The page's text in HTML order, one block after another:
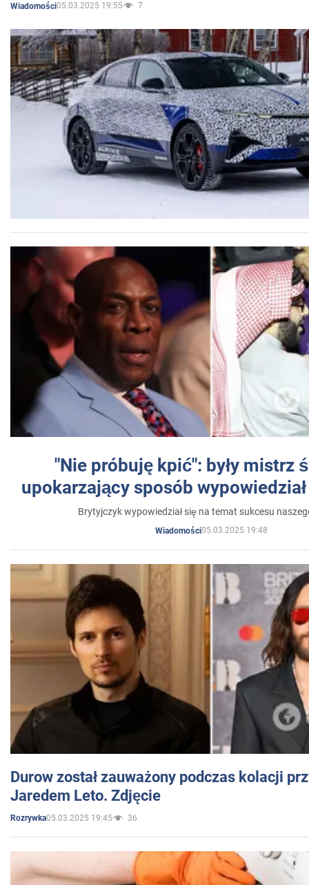
Wiadomości05.03.2025 19:55 7
"Nie próbuję kpić": były mistrz
upokarzający sposób
Brytyjczyk wypowiedział się na temat sukcesu
Wiadomości05.03.2025 19:48
Durow został zauważony podczas kolacji
Jaredem Leto. Zdjęcie
Rozrywka05.03.2025 19:45 36